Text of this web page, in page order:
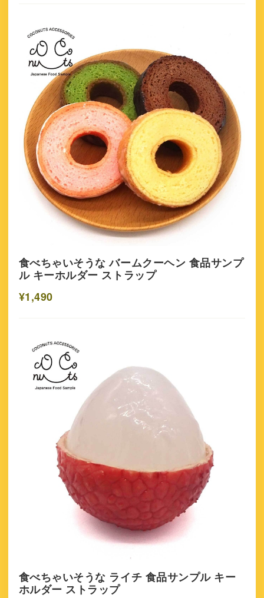
食べちゃいそうな バームクーヘン 食品サンプ
ル キーホルダー ストラップ
¥1,490
食べちゃいそうな ライチ 食品サンプル キー
ホルダー ストラップ